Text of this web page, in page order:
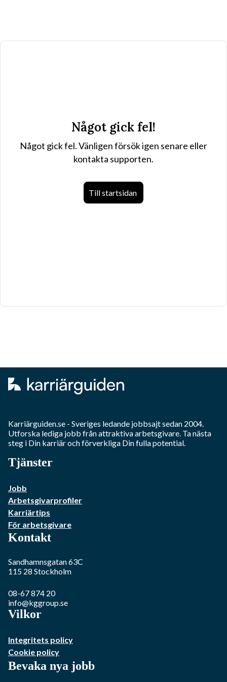
Något gick fel!
Något gick fel. Vänligen försök igen senare eller
kontakta supporten.
Till startsidan
Karriärguiden.se - Sveriges ledande jobbsajt sedan 2004.
Utforska lediga jobb från attraktiva arbetsgivare. Ta nästa
steg i Din karriär och förverkliga Din fulla potential.
Tjänster
Jobb
Arbetsgivarprofiler
Karriärtips
För arbetsgivare
Kontakt
Sandhamnsgatan 63C
115 28 Stockholm
08-67 874 20
info@kggroup.se
Vilkor
Integritets policy
Cookie policy
Bevaka nya jobb